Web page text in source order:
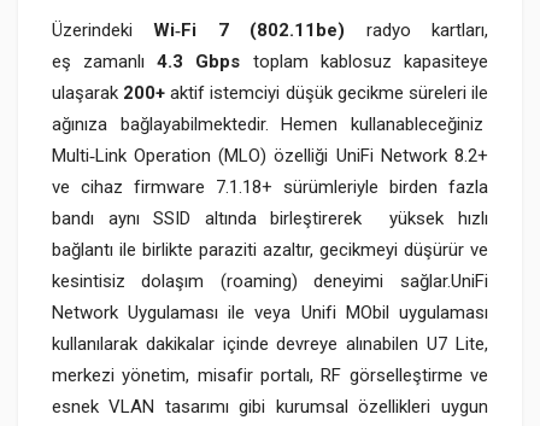
ÜzerindekiWi‑Fi 7 (802.11be) radyo kartları,
eş zamanlı4.3 Gbps toplam kablosuz kapasiteye
ulaşarak 200+ aktif istemciyi düşük gecikme süreleri ile
ağınıza bağlayabilmektedir. Hemen kullanableceğiniz
Multi‑Link Operation (MLO) özelliği UniFi Network 8.2+
ve cihaz firmware 7.1.18+ sürümleriyle birden fazla
bandı aynı SSID altında birleştirerek yüksek hızlı
bağlantı ile birlikte paraziti azaltır, gecikmeyi düşürür ve
kesintisiz dolaşım (roaming) deneyimi sağlar.​UniFi
Network Uygulaması ile veya Unifi MObil uygulaması
kullanılarak dakikalar içinde devreye alınabilen U7 Lite,
merkezi yönetim, misafir portalı, RF görselleştirme ve
esnek VLAN tasarımı gibi kurumsal özellikleri uygun